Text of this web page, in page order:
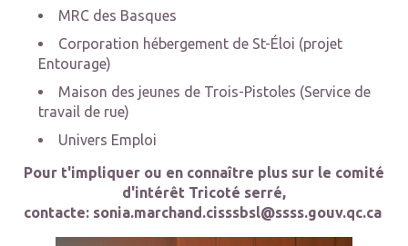
MRC des Basques
Corporation hébergement de St-Éloi (projet
Entourage)
Maison des jeunes de Trois-Pistoles (Service de
travail de rue)
Univers Emploi
Pour t'impliquer ou en connaître plus sur le comité
d'intérêt Tricoté serré,
contacte: sonia.marchand.cisssbsl@ssss.gouv.qc.ca